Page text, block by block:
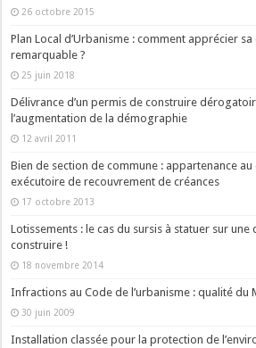
26 octobre 2015
Plan Local d’Urbanisme : comment apprécier
remarquable ?
25 juin 2018
Délivrance d’un permis de construire
l’augmentation de la démographie
12 avril 2011
Bien de section de commune : appartenance
exécutoire de recouvrement de créances
17 octobre 2013
Lotissements : le cas du sursis à statuer sur
construire !
18 novembre 2014
Infractions au Code de l’urbanisme : qualité du
30 juin 2009
Installation classée pour la protection de